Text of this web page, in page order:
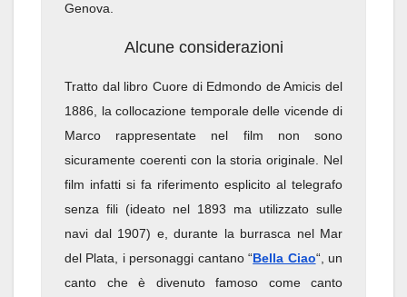
Genova.
Alcune considerazioni
Tratto dal libro Cuore di Edmondo de Amicis del
1886, la collocazione temporale delle vicende di
Marco rappresentate nel film non sono
sicuramente coerenti con la storia originale. Nel
film infatti si fa riferimento esplicito al telegrafo
senza fili (ideato nel 1893 ma utilizzato sulle
navi dal 1907) e, durante la burrasca nel Mar
del Plata, i personaggi cantano “Bella Ciao“, un
canto che è divenuto famoso come canto